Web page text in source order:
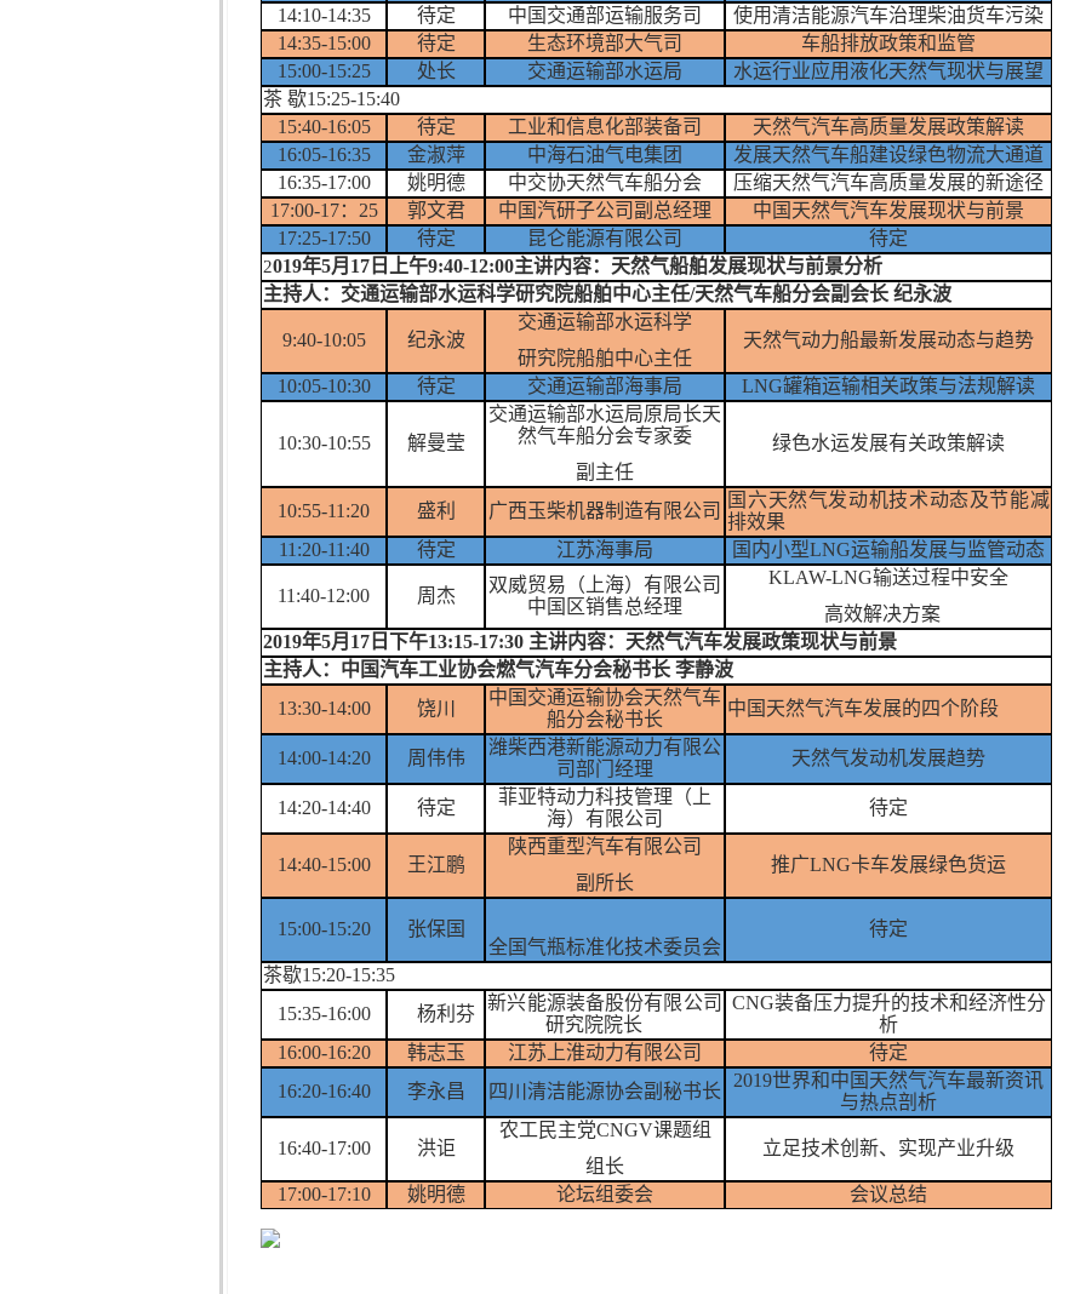
14:10-14:35
待定 中国交通部运输服务司
使用清洁能源汽车治理柴油货车污染
14:35-15:00
待定 生态环境部大气司
车船排放政策和监管
15:00-15:25
处长 交通运输部水运局 水运行业应用液化天然气现状与展望
茶 歇15:25-15:40
15:40-16:05
待定 工业和信息化部装备司
天然气汽车高质量发展政策解读
16:05-16:35
金淑萍 中海石油气电集团 发展天然气车船建设绿色物流大通道
16:35-17:00
姚明德 中交协天然气车船分会
压缩天然气汽车高质量发展的新途径
17:00-17：25
郭文君 中国汽研子公司副总经理
中国天然气汽车发展现状与前景
17:25-17:50
待定 昆仑能源有限公司 待定
2019年5月17日上午9:40-12:00主讲内容：天然气船舶发展现状与前景分析
主持人：交通运输部水运科学研究院船舶中心主任/天然气车船分会副会长 纪永波
9:40-10:05 纪永波
交通运输部水运科学
研究院船舶中心主任
天然气动力船最新发展动态与趋势
10:05-10:30 待定 交通运输部海事局 LNG罐箱运输相关政策与法规解读
10:30-10:55 解曼莹
交通运输部水运局原局长天
然气车船分会专家委
副主任
绿色水运发展有关政策解读
10:55-11:20 盛利 广西玉柴机器制造有限公司
国六天然气发动机技术动态及节能减
排效果
11:20-11:40
待定 江苏海事局 国内小型LNG运输船发展与监管动态
11:40-12:00 周杰
双威贸易（上海）有限公司
中国区销售总经理
KLAW-LNG输送过程中安全
高效解决方案
2019年5月17日下午13:15-17:30 主讲内容：天然气汽车发展政策现状与前景
主持人： 中国汽车工业协会燃气汽车分会秘书长 李静波
13:30-14:00
饶川
中国交通运输协会天然气车
船分会秘书长
中国天然气汽车发展的四个阶段
14:00-14:20 周伟伟
潍柴西港新能源动力有限公
司部门经理
天然气发动机发展趋势
14:20-14:40 待定
菲亚特动力科技管理（上
海）有限公司
待定
14:40-15:00 王江鹏
陕西重型汽车有限公司
副所长
推广LNG卡车发展绿色货运
15:00-15:20
张保国
全国气瓶标准化技术委员会
待定
茶歇15:20-15:35
15:35-16:00
杨利芬
新兴能源装备股份有限公司
研究院院长
CNG装备压力提升的技术和经济性分
析
16:00-16:20
韩志玉 江苏上淮动力有限公司
待定
16:20-16:40
李永昌 四川清洁能源协会副秘书长
2019世界和中国天然气汽车最新资讯
与热点剖析
16:40-17:00 洪讵
农工民主党CNGV课题组
组长
立足技术创新、实现产业升级
17:00-17:10 姚明德 论坛组委会 会议总结